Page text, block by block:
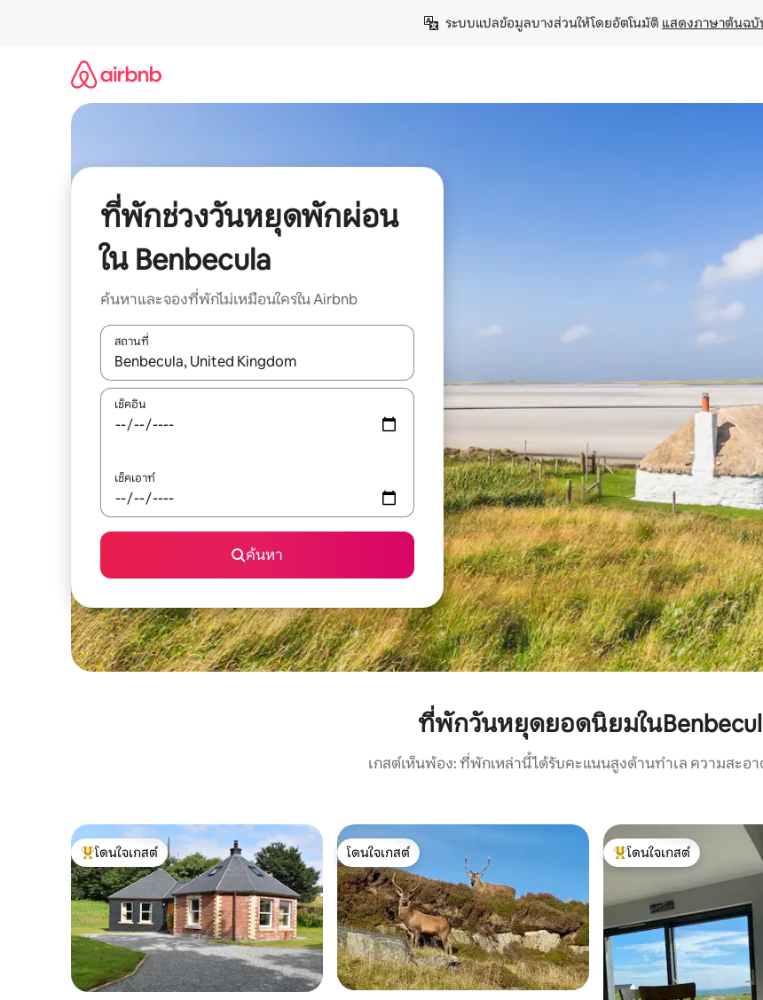
ระบบแปลข้อมูลบางส่วนให้โดยอัตโนมัติ แสดงภาษาต้นฉบั
ที่พักช่วงวันหยุดพักผ่อน
ใน Benbecula
ค้นหาและจองที่พักไม่เหมือนใครใน Airbnb
สถานที่
ใช้ลูกศรขึ้นลง หรือใช้การสัมผัสหรือปัด เพื่อสำรวจผลการค้นหา
เช็คอิน
เช็คเอาท์
ค้นหา
ที่พักวันหยุดยอดนิยมใน
เกสต์เห็นพ้อง: ที่พักเหล่านี้ได้รับคะแนนสูงด้านทำเล ความสะอ
โดนใจเกสต์ที่สุด
โดนใจเกสต์
โดนใจเกสต์
โดนใจเกสต์
โดนใจเกสต์ที่สุด
โดนใจเกสต์